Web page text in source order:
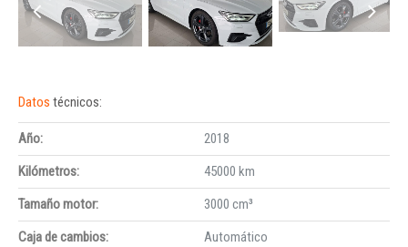
Datos técnicos:
Año:
2018
Kilómetros:
45000 km
Tamaño motor:
3000 cm³
Caja de cambios:
Automático